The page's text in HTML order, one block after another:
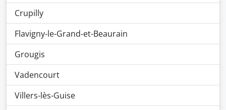
Crupilly
Flavigny-le-Grand-et-Beaurain
Grougis
Vadencourt
Villers-lès-Guise